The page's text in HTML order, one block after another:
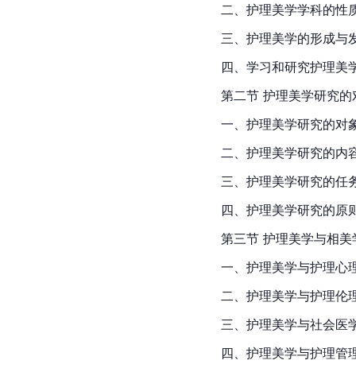
二、护理美学学科的性
三、护理美学的形成与
四、学习和研究护理美
第二节 护理美学研究
一、护理美学研究的对
二、护理美学研究的内
三、护理美学研究的任
四、护理美学研究的原
第三节 护理美学与相美
一、护理美学与护理心
二、护理美学与护理伦
三、护理美学与社会医
四、护理美学与护理管